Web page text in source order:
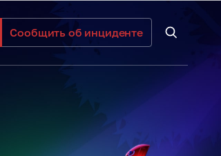
Сообщить об инциденте